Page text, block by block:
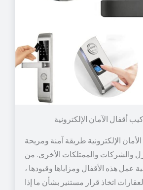
الإلكترونية طريقة آمنة ومريحة
والشركات والممتلكات الأخرى. من
عمل هذه الأقفال ومزاياها وقيودها ،
اتخاذ قرار مستنير بشأن ما إذا